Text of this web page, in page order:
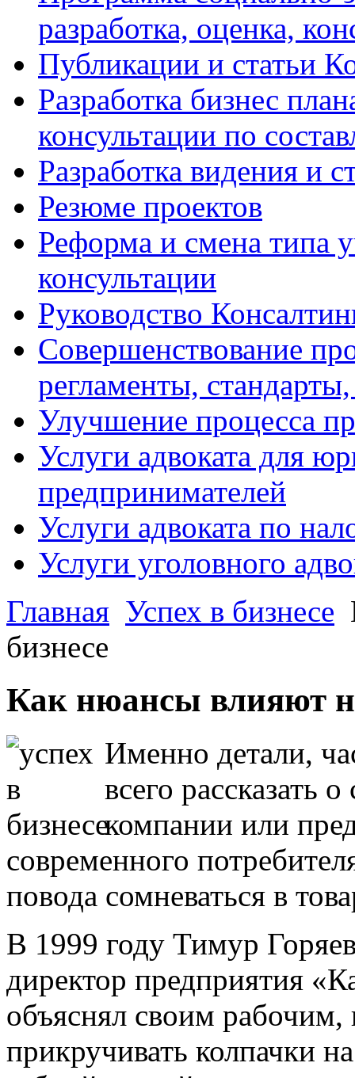
разработка, оценка,
Публикации и статьи
Разработка бизнес
консультации по
Разработка видения и
Резюме проектов
Реформа и смена типа
консультации
Руководство
Совершенствование
регламенты,
Улучшение процесса
Услуги адвоката для
предпринимателей
Услуги адвоката по
Услуги уголовного
Главная Успех в бизнесе
бизнесе
Как нюансы влияют
Именно детали,
всего рассказать
компании или
современного
повода сомневаться в
В 1999 году Тимур
директор предприятия
объяснял своим
прикручивать колпачки